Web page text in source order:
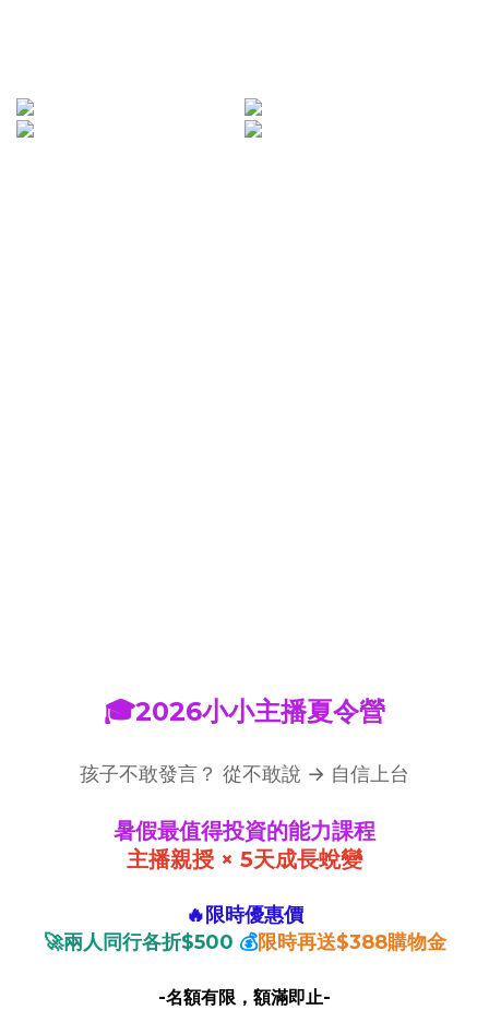
🎓2026小小主播夏令營
孩子不敢發言？ 從不敢說 → 自信上台
暑假最值得投資的能力課程
主播親授 × 5天成長蛻變
🔥限時優惠價
🚀兩人同行各折$500 💰限時再送$388購物金
-名額有限，額滿即止-